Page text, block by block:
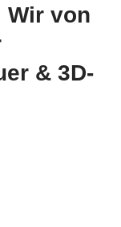
Wir von
& 3D-